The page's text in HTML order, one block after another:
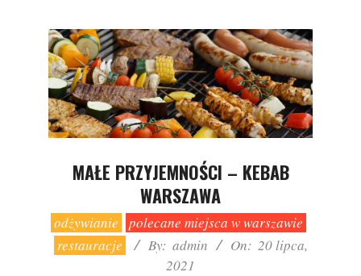
MAŁE PRZYJEMNOŚCI – KEBAB
WARSZAWA
2021-
07-
20
odżywianie
polecane miejsca w warszawie
restauracje
By: admin On: 20 lipca,
2021